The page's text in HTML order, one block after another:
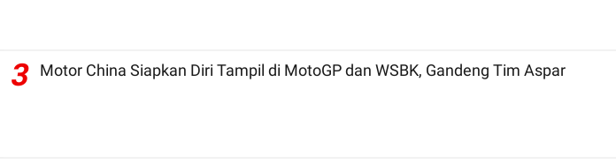
3 Motor China Siapkan Diri Tampil di MotoGP dan WSBK, Gandeng Tim Aspar